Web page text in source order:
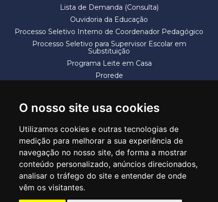
O nosso site usa cookies
Utilizamos cookies e outras tecnologias de
medição para melhorar a sua experiência de
navegação no nosso site, de forma a mostrar
conteúdo personalizado, anúncios direcionados,
analisar o tráfego do site e entender de onde
vêm os visitantes.
Lista de Demanda (Consulta)
Ouvidoria da Educação
Processo Seletivo Interno de Coordenador Pedagógico
Processo Seletivo para Supervisor Escolar em
Substituição
Programa Leite em Casa
Prorede
SECRETARIA DE EDUCAÇÃO
Rua Claudino Barbosa, 313 - Macedo - Guarulhos/SP CEP 07113-040
Central de Atendimento: *55 11 2475-7300